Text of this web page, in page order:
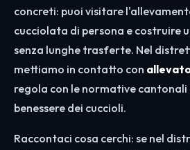
concreti: puoi visitare
cucciolata di persona e costruire
senza lunghe trasferte. Nel
mettiamo in contatto con
regola con le normative
benessere dei cuccioli.
Raccontaci cosa cerchi: se nel